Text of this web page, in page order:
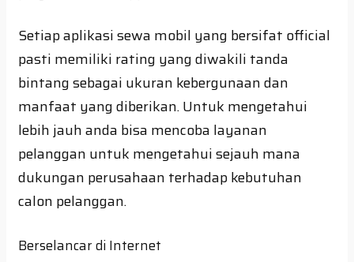
Setiap aplikasi sewa mobil yang bersifat official
pasti memiliki rating yang diwakili tanda
bintang sebagai ukuran kebergunaan dan
manfaat yang diberikan. Untuk mengetahui
lebih jauh anda bisa mencoba layanan
pelanggan untuk mengetahui sejauh mana
dukungan perusahaan terhadap kebutuhan
calon pelanggan.
Berselancar di Internet